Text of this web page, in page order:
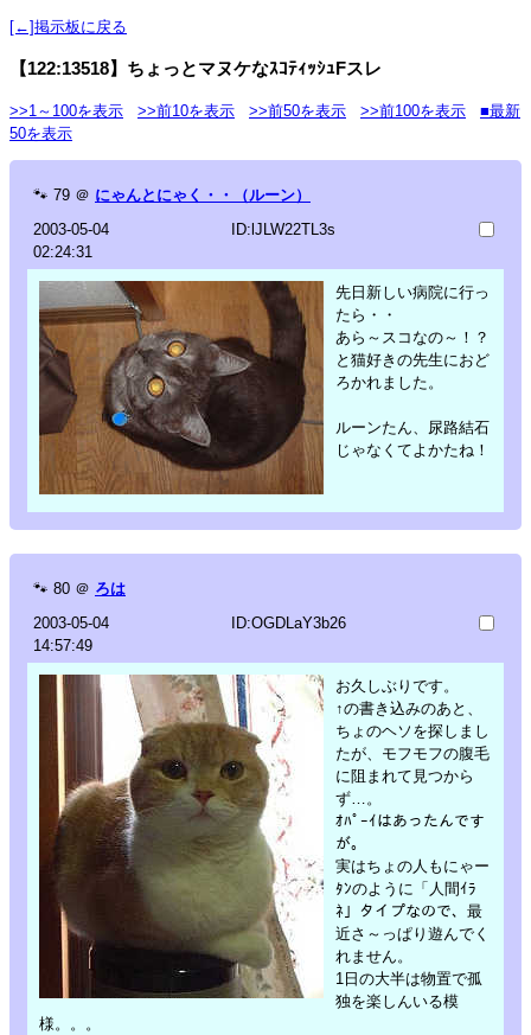
[←]掲示板に戻る
【122:13518】ちょっとマヌケなｽｺﾃｨｯｼｭFスレ
>>1～100を表示 >>前10を表示 >>前50を表示 >>前100を表示
■最新
50を表示
🐾 79 ＠ にゃんとにゃく・・（ルーン）
2003-05-04
02:24:31
ID:lJLW22TL3s
先日新しい病院に行っ
たら・・
あら～スコなの～！？
と猫好きの先生におど
ろかれました。
ルーンたん、尿路結石
じゃなくてよかたね！
🐾 80 ＠ ろは
2003-05-04
14:57:49
ID:OGDLaY3b26
お久しぶりです。
↑の書き込みのあと、
ちょのヘソを探しまし
たが、モフモフの腹毛
に阻まれて見つから
ず…。
ｵﾊﾟｰｲはあったんです
が。
実はちょの人もにゃー
ﾀﾝのように「人間ｲﾗ
ﾈ」タイプなので、最
近さ～っぱり遊んでく
れません。
1日の大半は物置で孤
独を楽しんいる模
様。。。